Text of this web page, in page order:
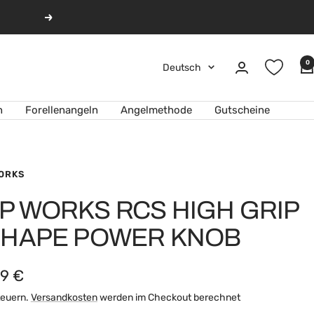
Weiter
Sprache
Deutsch 0
Forellenangeln Angelmethode Gutscheine
WORKS RCS HIGH GRIP
POWER KNOB
€
Versandkostenwerden im Checkout berechnet